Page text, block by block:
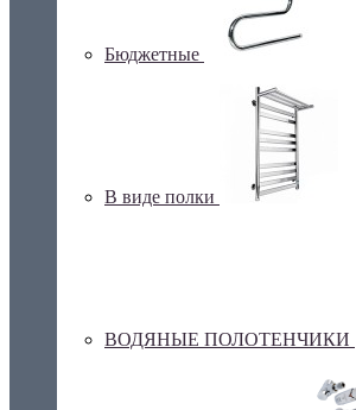
Бюджетные
В виде полки
ВОДЯНЫЕ ПОЛОТЕНЧИКИ